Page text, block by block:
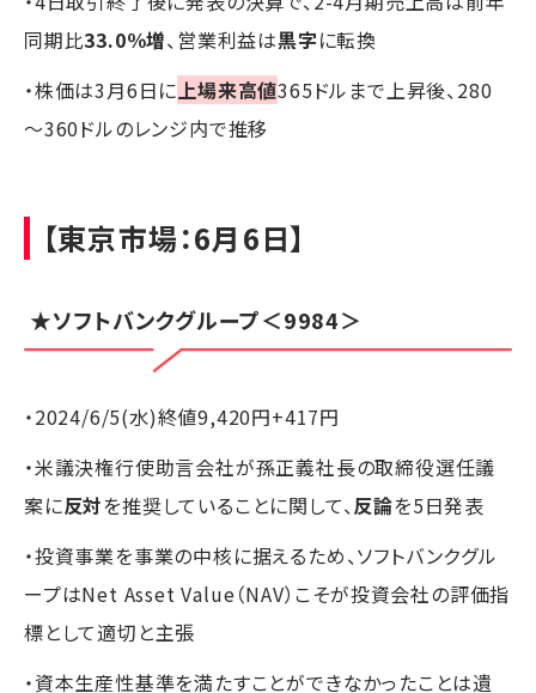
同期比33.0％増、営業利益は黒字に転換
・株価は3月6日に 上場来高値365ドルまで上昇後、280
～360ドルのレンジ内で推移
【東京市場：6月6日】
★ソフトバンクグループ＜9984＞
・2024/6/5(水)終値9,420円+417円
・米議決権行使助言会社が孫正義社長の取締役選任議
案に反対を推奨していることに関して、反論を5日発表
・投資事業を事業の中核に据えるため、ソフトバンクグル
ープはNet Asset Value（NAV）こそが投資会社の評価指
標として適切と主張
・資本生産性基準を満たすことができなかったことは遺